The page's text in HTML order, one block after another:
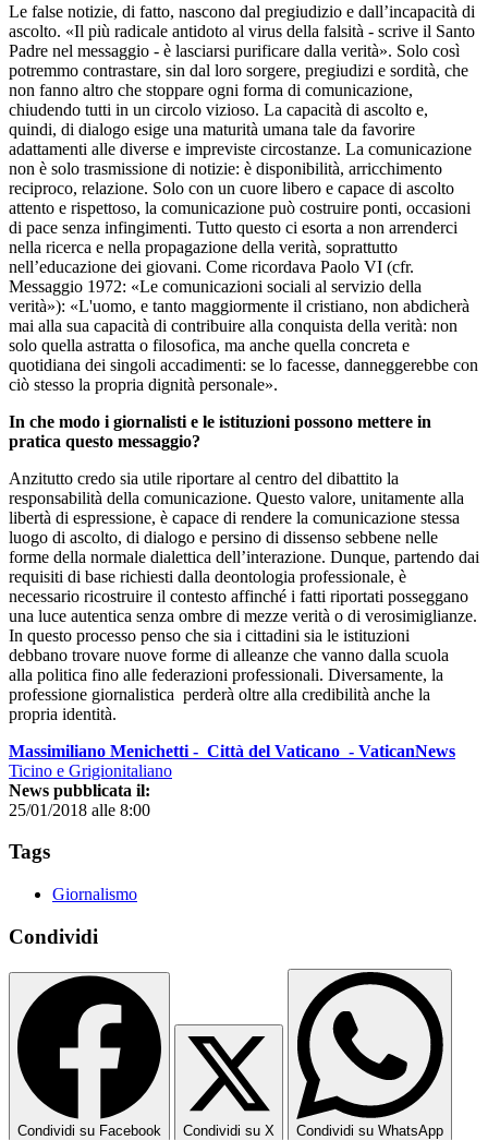
Le false notizie, di fatto, nascono dal pregiudizio e dall’incapacità di
ascolto. «Il più radicale antidoto al virus della falsità - scrive il Santo
Padre nel messaggio - è lasciarsi purificare dalla verità». Solo così
potremmo contrastare, sin dal loro sorgere, pregiudizi e sordità, che
non fanno altro che stoppare ogni forma di comunicazione,
chiudendo tutti in un circolo vizioso. La capacità di ascolto e,
quindi, di dialogo esige una maturità umana tale da favorire
adattamenti alle diverse e impreviste circostanze. La comunicazione
non è solo trasmissione di notizie: è disponibilità, arricchimento
reciproco, relazione. Solo con un cuore libero e capace di ascolto
attento e rispettoso, la comunicazione può costruire ponti, occasioni
di pace senza infingimenti. Tutto questo ci esorta a non arrenderci
nella ricerca e nella propagazione della verità, soprattutto
nell’educazione dei giovani. Come ricordava Paolo VI (cfr.
Messaggio 1972: «Le comunicazioni sociali al servizio della
verità»): «L'uomo, e tanto maggiormente il cristiano, non abdicherà
mai alla sua capacità di contribuire alla conquista della verità: non
solo quella astratta o filosofica, ma anche quella concreta e
quotidiana dei singoli accadimenti: se lo facesse, danneggerebbe con
ciò stesso la propria dignità personale».
In che modo i giornalisti e le istituzioni possono mettere in
pratica questo messaggio?
Anzitutto credo sia utile riportare al centro del dibattito la
responsabilità della comunicazione. Questo valore, unitamente alla
libertà di espressione, è capace di rendere la comunicazione stessa
luogo di ascolto, di dialogo e persino di dissenso sebbene nelle
forme della normale dialettica dell’interazione. Dunque, partendo dai
requisiti di base richiesti dalla deontologia professionale, è
necessario ricostruire il contesto affinché i fatti riportati posseggano
una luce autentica senza ombre di mezze verità o di verosimiglianze.
In questo processo penso che sia i cittadini sia le istituzioni
debbano trovare nuove forme di alleanze che vanno dalla scuola
alla politica fino alle federazioni professionali. Diversamente, la
professione giornalistica perderà oltre alla credibilità anche la
propria identità.
Massimiliano Menichetti - Città del Vaticano - VaticanNews
Ticino e Grigionitaliano
News pubblicata il:
25/01/2018 alle 8:00
Tags
Giornalismo
Condividi
Condividi su Facebook Condividi su X Condividi su WhatsApp